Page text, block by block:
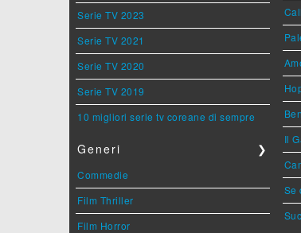
Serie TV 2023
Serie TV 2021
Serie TV 2020
Serie TV 2019
10 migliori serie tv coreane di sempre
Generi ❯
Commedie
Film Thriller
Film Horror
Il
Se